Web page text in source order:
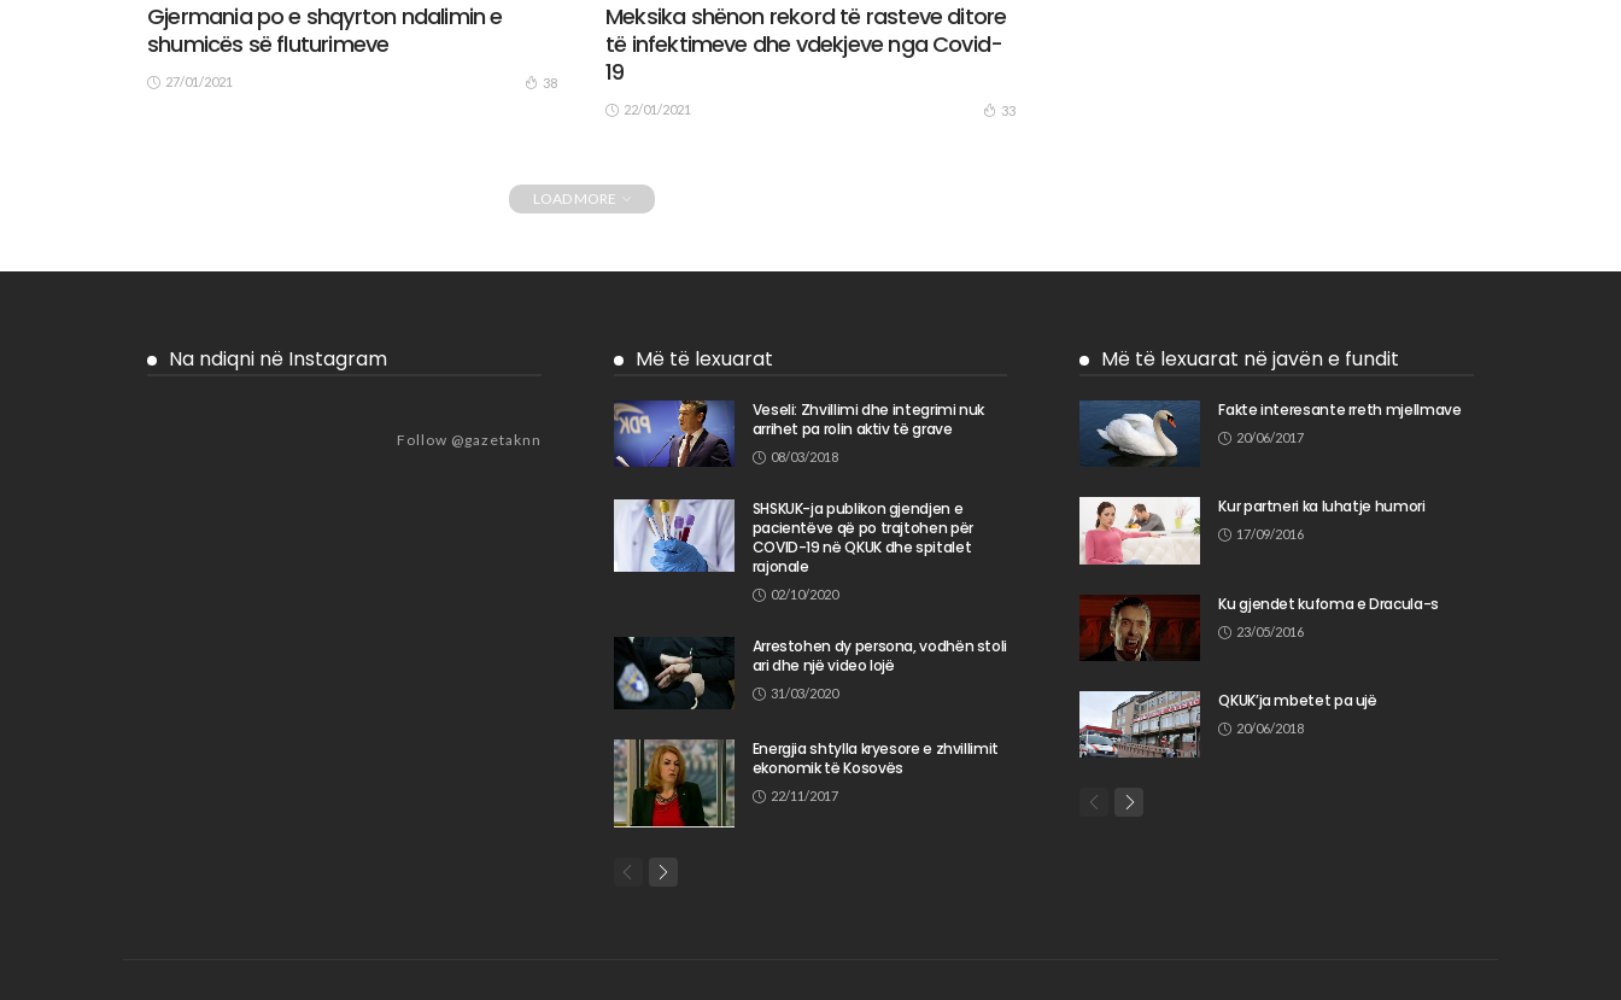
Gjermania po e shqyrton ndalimin e
shumicës së fluturimeve
27/01/2021 38
Meksika shënon rekord të rasteve ditore
të infektimeve dhe vdekjeve nga Covid-
19
22/01/2021 33
LOAD MORE
Na ndiqni në Instagram
Follow @gazetaknn
Më të lexuarat
Veseli: Zhvillimi dhe integrimi nuk
arrihet pa rolin aktiv të grave
08/03/2018
SHSKUK-ja publikon gjendjen e
pacientëve që po trajtohen për
COVID-19 në QKUK dhe spitalet
rajonale
02/10/2020
Arrestohen dy persona, vodhën stoli
ari dhe një video lojë
31/03/2020
Energjia shtylla kryesore e zhvillimit
ekonomik të Kosovës
22/11/2017
Më të lexuarat në javën e fundit
Fakte interesante rreth mjellmave
20/06/2017
Kur partneri ka luhatje humori
17/09/2016
Ku gjendet kufoma e Dracula-s
23/05/2016
QKUK’ja mbetet pa ujë
20/06/2018